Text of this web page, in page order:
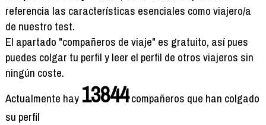
Contactar
referencia las características esenciales como viajero/a
de nuestro test.
El apartado "compañeros de viaje" es gratuito, así pues
puedes colgar tu perfil y leer el perfil de otros viajeros sin
ningún coste.
Actualmente hay 13844compañeros que han colgado
su perfil